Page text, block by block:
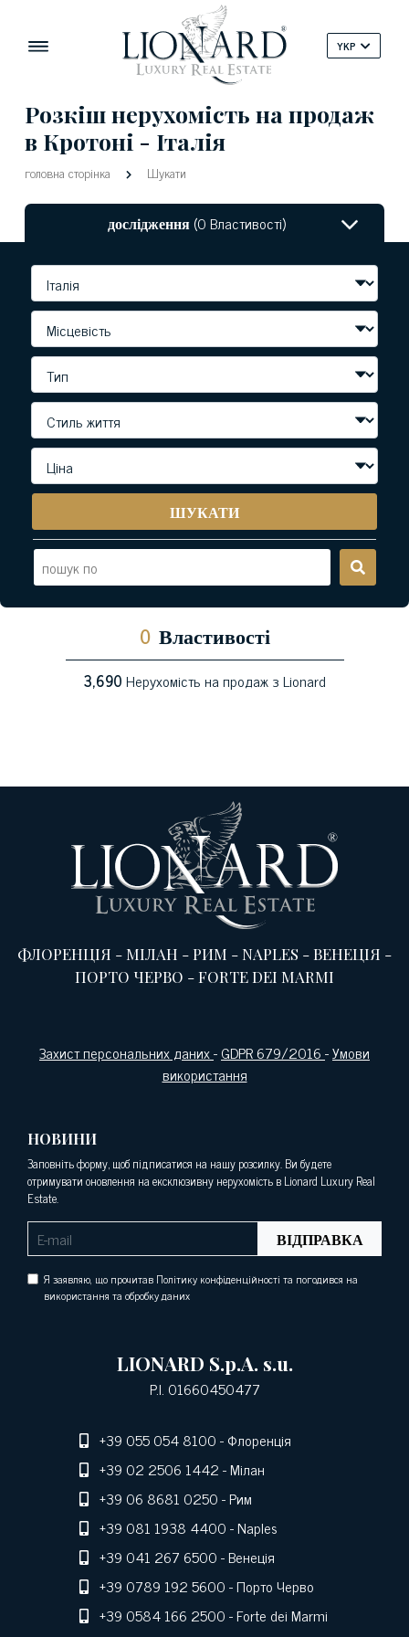
YKP
Розкіш нерухомість на продаж
в Кротоні - Італія
головна сторінка Шукати
дослідження(0 Властивості)
ШУКАТИ
0 Властивості
3,690Нерухомість на продаж з Lionard
ФЛОРЕНЦІЯ -МІЛАН -РИМ -NAPLES -ВЕНЕЦІЯ -
ПОРТО ЧЕРВО -FORTE DEI MARMI
Захист персональних даних-GDPR 679/2016-Умови
використання
НОВИНИ
Заповніть форму, щоб підписатися на нашу розсилку. Ви будете
отримувати оновлення на ексклюзивну нерухомість в Lionard Luxury Real
Estate.
ВІДПРАВКА
Я заявляю, що прочитав Політику конфіденційності та погодився на
використання та обробку даних
LIONARD S.p.A. s.u.
P.I. 01660450477
+39 055 054 8100- Флоренція
+39 02 2506 1442- Мілан
+39 06 8681 0250- Рим
+39 081 1938 4400- Naples
+39 041 267 6500- Венеція
+39 0789 192 5600- Порто Черво
+39 0584 166 2500- Forte dei Marmi